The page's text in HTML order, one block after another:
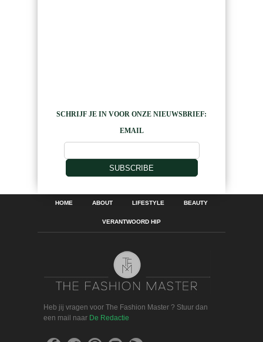
SCHRIJF JE IN VOOR ONZE NIEUWSBRIEF:
EMAIL
SUBSCRIBE
HOME ABOUT LIFESTYLE BEAUTY
VERANTWOORD HIP
Heb jij vragen voor The Fashion Master ? Stuur dan
een mail naar De Redactie